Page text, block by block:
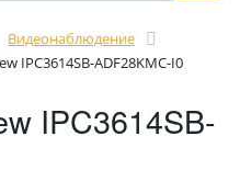
Видеонаблюдение
IPC3614SB-ADF28KMC-I0
IPC3614SB-